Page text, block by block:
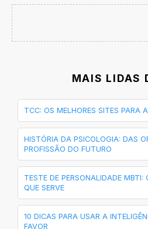
MAIS LIDAS
TCC: OS MELHORES SITES PARA
HISTÓRIA DA PSICOLOGIA: DAS
PROFISSÃO DO FUTURO
TESTE DE PERSONALIDADE
QUE SERVE
10 DICAS PARA USAR A
FAVOR